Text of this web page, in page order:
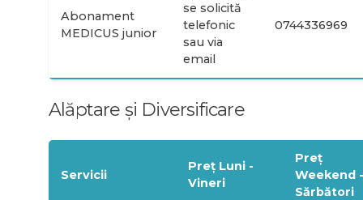
Abonament
MEDICUS junior
se solicită
telefonic
sau via
email
0744336969
Alăptare și Diversificare
Servicii
Preț Luni -
Vineri
Preț
Weekend -
Sărbători